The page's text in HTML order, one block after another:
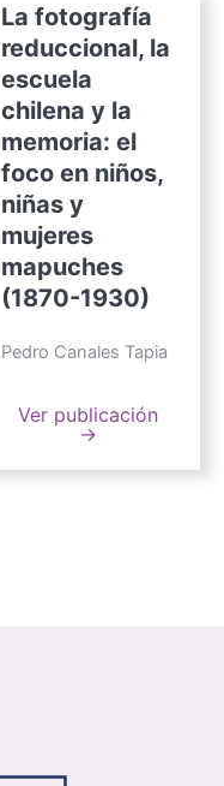
La fotografía
reduccional, la
escuela
chilena y la
memoria: el
foco en niños,
niñas y
mujeres
mapuches
(1870-1930)
Pedro Canales Tapia
Ver publicación
→